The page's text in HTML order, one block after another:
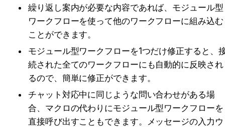
繰り返し案内が必要な内容であれば、モジュール型
ワークフローを使って他のワークフローに組み込む
ことができます。
モジュール型ワークフローを1つだけ修正すると、
続された全てのワークフローにも自動的に反映され
るので、簡単に修正ができます。
チャット対応中に同じような問い合わせがある場
合、マクロの代わりにモジュール型ワークフローを
直接呼び出すこともできます。メッセージの入力ウ